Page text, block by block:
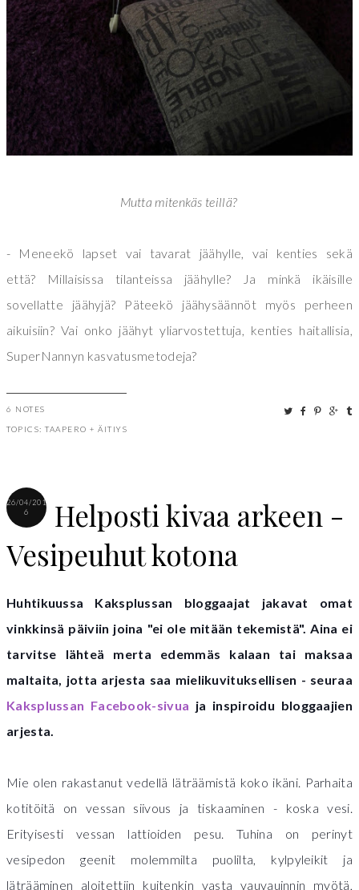
Mutta mitenkäs teillä?
- Meneekö lapset vai tavarat jäähylle, vai kenties sekä
että? Millaisissa tilanteissa jäähylle? Ja minkä ikäisille
sovellatte jäähyjä? Päteekö jäähysäännöt myös perheen
aikuisiin? Vai onko jäähyt yliarvostettuja, kenties haitallisia,
SuperNannyn kasvatusmetodeja?
6 NOTES
TOPICS: TAAPERO + ÄITIYS
26/04/201
6
Helposti kivaa arkeen -
Vesipeuhut kotona
Huhtikuussa Kaksplussan bloggaajat jakavat omat
vinkkinsä päiviin joina "ei ole mitään tekemistä". Aina ei
tarvitse lähteä merta edemmäs kalaan tai maksaa
maltaita, jotta arjesta saa mielikuvituksellisen - seuraa
Kaksplussan Facebook-sivua ja inspiroidu bloggaajien
arjesta.
Mie olen rakastanut vedellä läträämistä koko ikäni. Parhaita
kotitöitä on vessan siivous ja tiskaaminen - koska vesi.
Erityisesti vessan lattioiden pesu. Tuhina on perinyt
vesipedon geenit molemmilta puolilta, kylpyleikit ja
läträäminen aloitettiin kuitenkin vasta vauvauinnin myötä,